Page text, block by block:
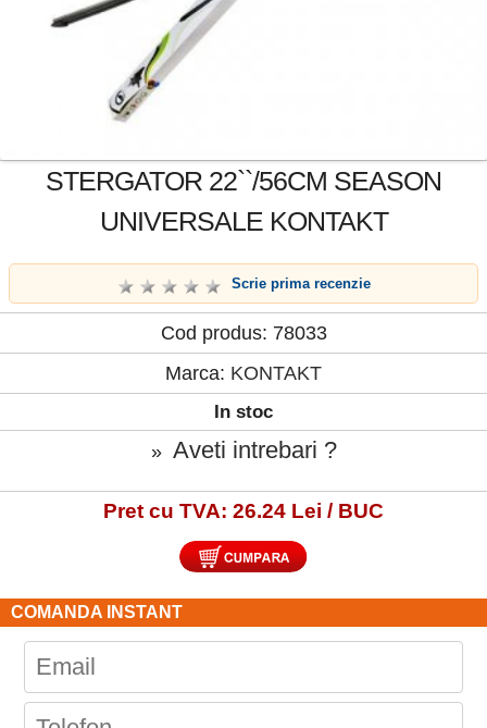
STERGATOR 22``/56CM SEASON
UNIVERSALE KONTAKT
Scrie prima recenzie
Cod produs: 78033
Marca: KONTAKT
In stoc
» Aveti intrebari ?
Pret cu TVA: 26.24 Lei / BUC
COMANDA INSTANT